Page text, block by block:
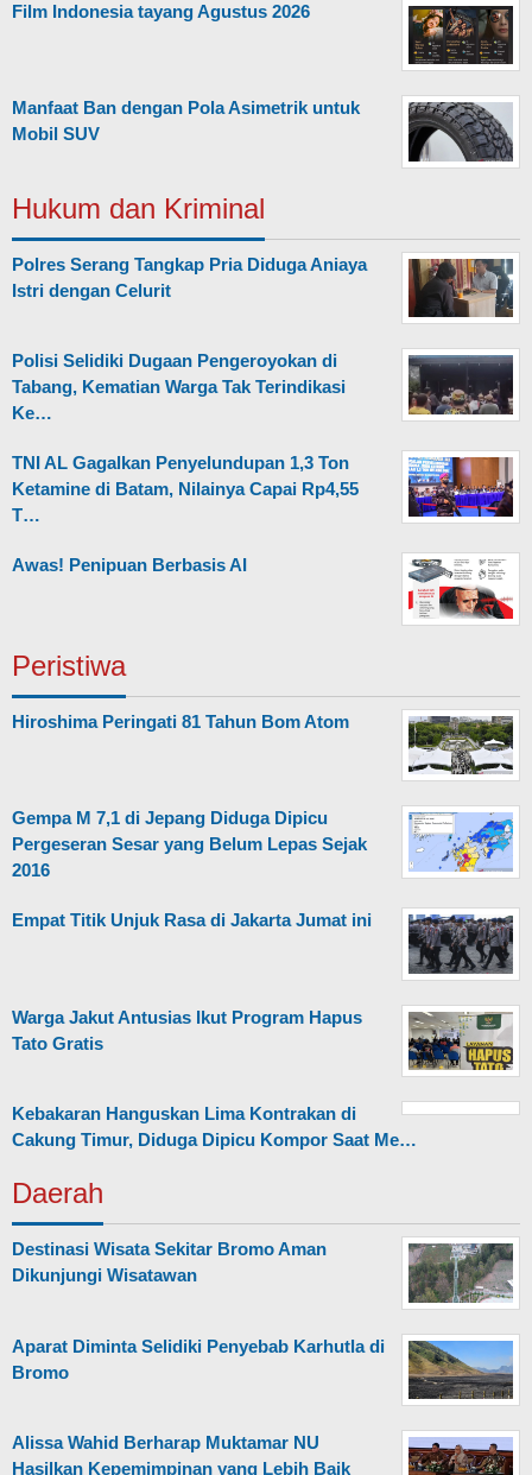
Film Indonesia tayang Agustus 2026
Manfaat Ban dengan Pola Asimetrik untuk
Mobil SUV
Hukum dan Kriminal
Polres Serang Tangkap Pria Diduga Aniaya
Istri dengan Celurit
Polisi Selidiki Dugaan Pengeroyokan di
Tabang, Kematian Warga Tak Terindikasi
Ke…
TNI AL Gagalkan Penyelundupan 1,3 Ton
Ketamine di Batam, Nilainya Capai Rp4,55
T…
Awas! Penipuan Berbasis AI
Peristiwa
Hiroshima Peringati 81 Tahun Bom Atom
Gempa M 7,1 di Jepang Diduga Dipicu
Pergeseran Sesar yang Belum Lepas Sejak
2016
Empat Titik Unjuk Rasa di Jakarta Jumat ini
Warga Jakut Antusias Ikut Program Hapus
Tato Gratis
Kebakaran Hanguskan Lima Kontrakan di
Cakung Timur, Diduga Dipicu Kompor Saat Me…
Daerah
Destinasi Wisata Sekitar Bromo Aman
Dikunjungi Wisatawan
Aparat Diminta Selidiki Penyebab Karhutla di
Bromo
Alissa Wahid Berharap Muktamar NU
Hasilkan Kepemimpinan yang Lebih Baik